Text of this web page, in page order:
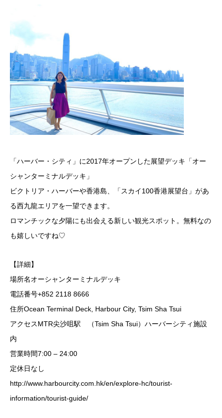
「ハーバー・シティ」に2017年オープンした展望デッキ「オー
シャンターミナルデッキ」
ビクトリア・ハーバーや香港島、「スカイ100香港展望台」があ
る西九龍エリアを一望できます。
ロマンチックな夕陽にも出会える新しい観光スポット。無料なの
も嬉しいですね♡
【詳細】
場所名オーシャンターミナルデッキ
電話番号+852 2118 8666
住所Ocean Terminal Deck, Harbour City, Tsim Sha Tsui
アクセスMTR尖沙咀駅 （Tsim Sha Tsui）ハーバーシティ施設
内
営業時間7:00 – 24:00
定休日なし
http://www.harbourcity.com.hk/en/explore-hc/tourist-
information/tourist-guide/